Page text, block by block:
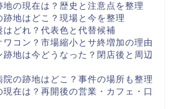
地の現在は？歴史と注意点を整理
地はどこ？現場と今を整理
どれ？代表色と代替候補
ワコン？市場縮小とサ終増加の理由
跡地は今どうなった？閉店後と周辺
の跡地はどこ？事件の場所も整理
現在は？再開後の営業・カフェ・口